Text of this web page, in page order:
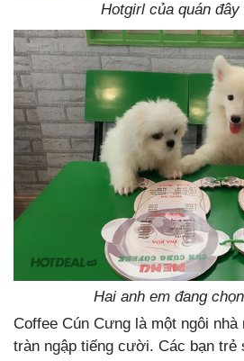
Hotgirl của quán đây
Hai anh em đang
Coffee Cún Cưng là một ngôi
tràn ngập tiếng cười. Các bạn trẻ